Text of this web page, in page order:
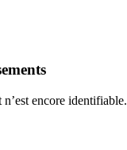
encore identifiable.